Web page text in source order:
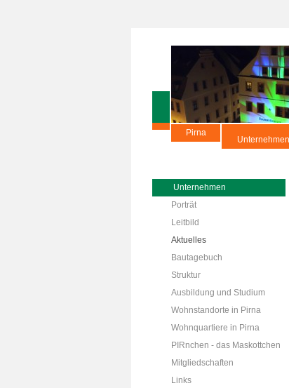
Pirna
Unternehmen
Unternehmen
Porträt
Leitbild
Aktuelles
Bautagebuch
Struktur
Ausbildung und Studium
Wohnstandorte in Pirna
Wohnquartiere in Pirna
PIRnchen - das Maskottchen
Mitgliedschaften
Links